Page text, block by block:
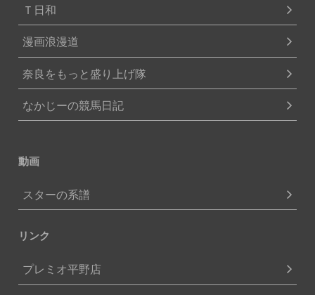
Ｔ日和
漫画浪漫道
奈良をもっと盛り上げ隊
なかじーの競馬日記
動画
スターの系譜
リンク
プレミオ平野店